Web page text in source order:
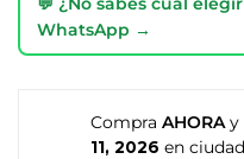
WhatsApp →
Compra AHORA y
11, 2026 en